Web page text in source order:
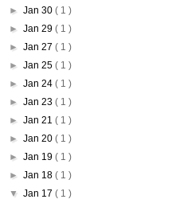
►Jan 30( 1 )
►Jan 29( 1 )
►Jan 27( 1 )
►Jan 25( 1 )
►Jan 24( 1 )
►Jan 23( 1 )
►Jan 21( 1 )
►Jan 20( 1 )
►Jan 19( 1 )
►Jan 18( 1 )
▼Jan 17( 1 )